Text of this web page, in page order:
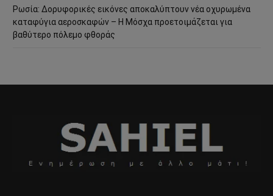
Ρωσία: Δορυφορικές εικόνες αποκαλύπτουν νέα οχυρωμένα
καταφύγια αεροσκαφών – Η Μόσχα προετοιμάζεται για
βαθύτερο πόλεμο φθοράς